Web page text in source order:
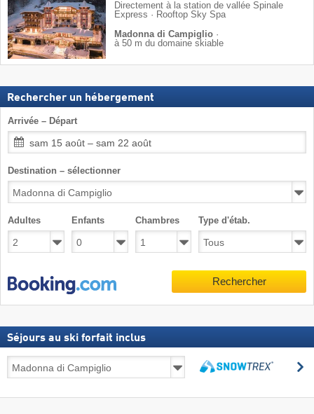
Directement à la station de vallée Spinale
Express · Rooftop Sky Spa
Madonna di Campiglio ·
à 50 m du domaine skiable
Rechercher un hébergement
Arrivée – Départ
sam 15 août – sam 22 août
Destination – sélectionner
Adultes Enfants Chambres Type d'étab.
Rechercher
Séjours au ski forfait inclus
au
forfait